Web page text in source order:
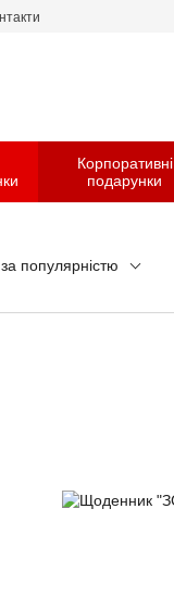
Корпоративні
подарунки
за популярністю